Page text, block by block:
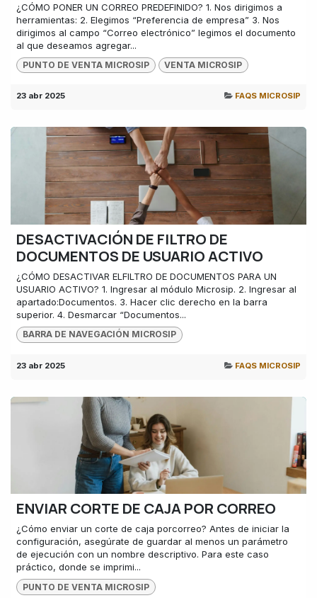
¿CÓMO PONER UN CORREO PREDEFINIDO? 1. Nos dirigimos a
herramientas: 2. Elegimos “Preferencia de empresa” 3. Nos
dirigimos al campo “Correo electrónico” legimos el documento
al que deseamos agregar...
PUNTO DE VENTA MICROSIP VENTA MICROSIP
23 abr 2025 FAQS MICROSIP
DESACTIVACIÓN DE FILTRO DE
DOCUMENTOS DE USUARIO ACTIVO
¿CÓMO DESACTIVAR ELFILTRO DE DOCUMENTOS PARA UN
USUARIO ACTIVO? 1. Ingresar al módulo Microsip. 2. Ingresar al
apartado:Documentos. 3. Hacer clic derecho en la barra
superior. 4. Desmarcar “Documentos...
BARRA DE NAVEGACIÓN MICROSIP
23 abr 2025 FAQS MICROSIP
ENVIAR CORTE DE CAJA POR CORREO
¿Cómo enviar un corte de caja porcorreo? Antes de iniciar la
configuración, asegúrate de guardar al menos un parámetro
de ejecución con un nombre descriptivo. Para este caso
práctico, donde se imprimi...
PUNTO DE VENTA MICROSIP